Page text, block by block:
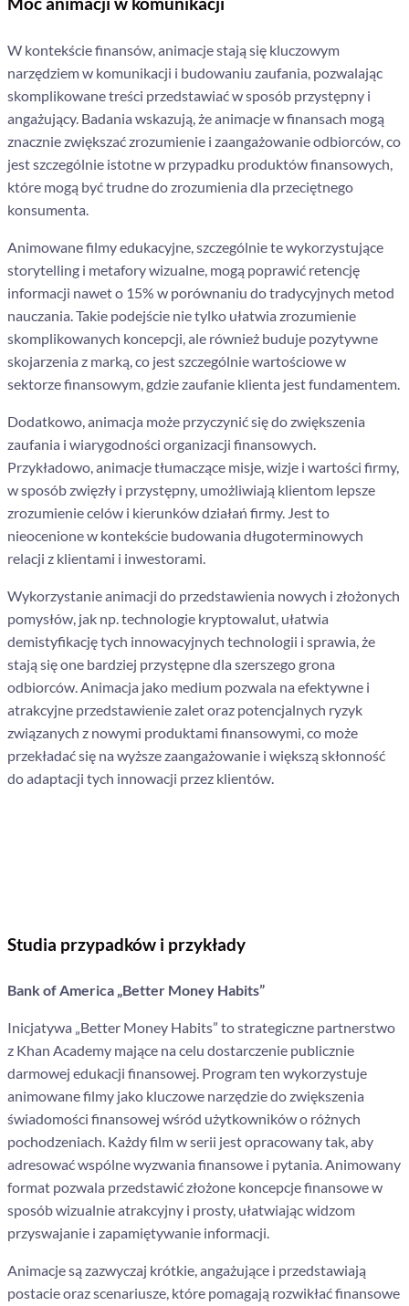
W kontekście finansów, animacje stają się kluczowym
narzędziem w komunikacji i budowaniu zaufania, pozwalając
skomplikowane treści przedstawiać w sposób przystępny i
angażujący. Badania wskazują, że animacje w finansach mogą
znacznie zwiększać zrozumienie i zaangażowanie odbiorców, co
jest szczególnie istotne w przypadku produktów finansowych,
które mogą być trudne do zrozumienia dla przeciętnego
konsumenta​​.
Animowane filmy edukacyjne, szczególnie te wykorzystujące
storytelling i metafory wizualne, mogą poprawić retencję
informacji nawet o 15% w porównaniu do tradycyjnych metod
nauczania​​. Takie podejście nie tylko ułatwia zrozumienie
skomplikowanych koncepcji, ale również buduje pozytywne
skojarzenia z marką, co jest szczególnie wartościowe w
sektorze finansowym, gdzie zaufanie klienta jest fundamentem​​.
Dodatkowo, animacja może przyczynić się do zwiększenia
zaufania i wiarygodności organizacji finansowych.
Przykładowo, animacje tłumaczące misje, wizje i wartości firmy,
w sposób zwięzły i przystępny, umożliwiają klientom lepsze
zrozumienie celów i kierunków działań firmy​​. Jest to
nieocenione w kontekście budowania długoterminowych
relacji z klientami i inwestorami.
Wykorzystanie animacji do przedstawienia nowych i złożonych
pomysłów, jak np. technologie kryptowalut, ułatwia
demistyfikację tych innowacyjnych technologii i sprawia, że
stają się one bardziej przystępne dla szerszego grona
odbiorców​​. Animacja jako medium pozwala na efektywne i
atrakcyjne przedstawienie zalet oraz potencjalnych ryzyk
związanych z nowymi produktami finansowymi, co może
przekładać się na wyższe zaangażowanie i większą skłonność
do adaptacji tych innowacji przez klientów.
Studia przypadków i przykłady
Bank of America „Better Money Habits”
Inicjatywa „Better Money Habits” to strategiczne partnerstwo
z Khan Academy mające na celu dostarczenie publicznie
darmowej edukacji finansowej. Program ten wykorzystuje
animowane filmy jako kluczowe narzędzie do zwiększenia
świadomości finansowej wśród użytkowników o różnych
pochodzeniach. Każdy film w serii jest opracowany tak, aby
adresować wspólne wyzwania finansowe i pytania. Animowany
format pozwala przedstawić złożone koncepcje finansowe w
sposób wizualnie atrakcyjny i prosty, ułatwiając widzom
przyswajanie i zapamiętywanie informacji.
Animacje są zazwyczaj krótkie, angażujące i przedstawiają
postacie oraz scenariusze, które pomagają rozwikłać finansowe